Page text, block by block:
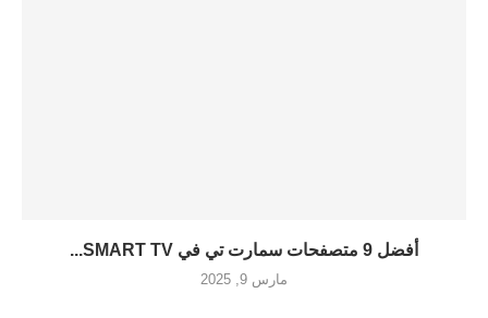
أفضل 9 متصفحات سمارت تي في SMART TV...
مارس 9, 2025